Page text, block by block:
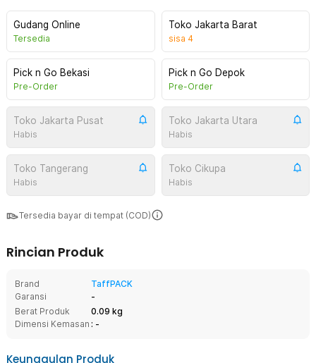
Gudang Online
Tersedia
Toko Jakarta Barat
sisa 4
Pick n Go Bekasi
Pre-Order
Pick n Go Depok
Pre-Order
Toko Jakarta Pusat
Habis
Toko Jakarta Utara
Habis
Toko Tangerang
Habis
Toko Cikupa
Habis
Tersedia bayar di tempat (COD)
Rincian Produk
Brand
TaffPACK
Garansi
-
Berat Produk
0.09 kg
Dimensi Kemasan : -
Keunggulan Produk